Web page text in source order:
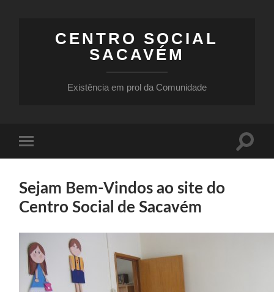
CENTRO SOCIAL
SACAVÉM
Existência em prol da Comunidade
mobile
Toggle
Sejam Bem-Vindos ao site do
Centro Social de Sacavém